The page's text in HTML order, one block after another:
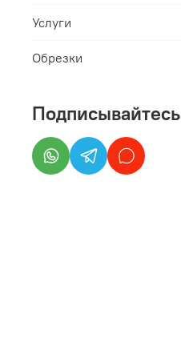
Услуги
Обрезки
Подписывайтесь